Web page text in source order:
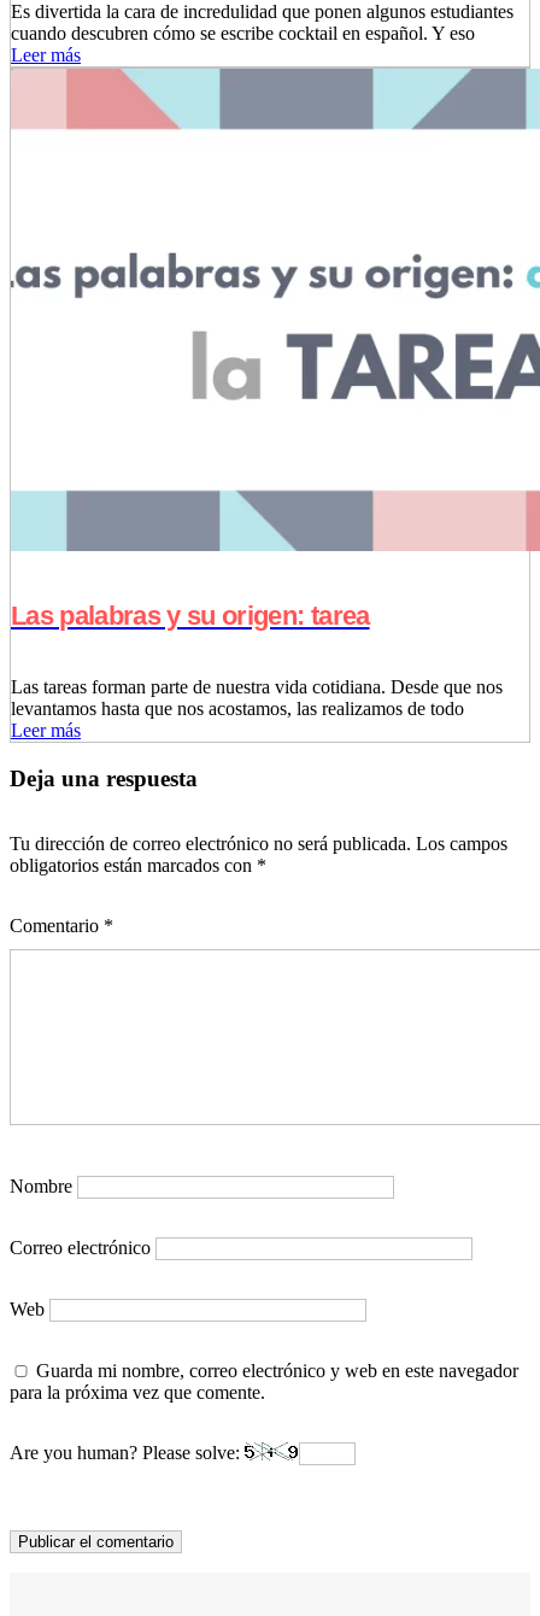
Es divertida la cara de incredulidad que ponen algunos estudiantes
cuando descubren cómo se escribe cocktail en español. Y eso
Leer más
Las palabras y su origen: tarea
Las tareas forman parte de nuestra vida cotidiana. Desde que nos
levantamos hasta que nos acostamos, las realizamos de todo
Leer más
Deja una respuesta
Tu dirección de correo electrónico no será publicada. Los campos
obligatorios están marcados con *
Comentario *
Nombre
Correo electrónico
Web
Guarda mi nombre, correo electrónico y web en este navegador
para la próxima vez que comente.
Are you human? Please solve: